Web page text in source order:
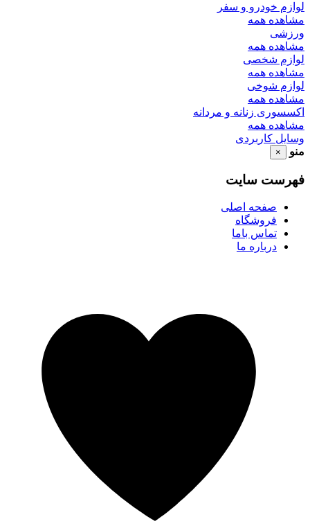
لوازم خودرو و سفر
مشاهده همه
ورزشی
مشاهده همه
لوازم شخصی
مشاهده همه
لوازم شوخی
مشاهده همه
اکسسوری زنانه و مردانه
مشاهده همه
وسایل کاربردی
منو
×
فهرست سایت
صفحه اصلی
فروشگاه
تماس باما
درباره ما